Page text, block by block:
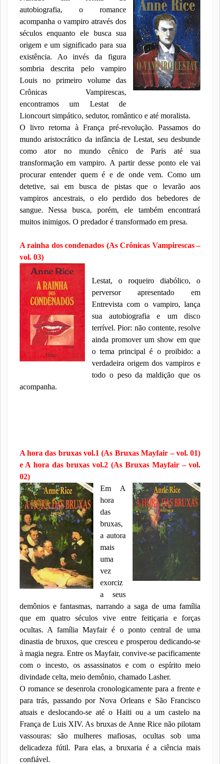
autobiografia, o romance
acompanha o vampiro através dos
séculos enquanto ele busca sua
origem e um significado para sua
existência. Ao invés da figura
sombria descrita pelo vampiro
Louis no primeiro volume das
Crônicas Vampirescas,
encontramos um Lestat de
Lioncourt simpático, sedutor, romântico e até moralista.
O livro retorna à França pré-revolução. Passamos do
mundo aristocrático da infância de Lestat, seu desbunde
como ator no mundo cênico de Paris até sua
transformação em vampiro. A partir desse ponto ele vai
procurar entender quem é e de onde vem. Como um
detetive, sai em busca de pistas que o levarão aos
vampiros ancestrais, o elo perdido dos bebedores de
sangue. Nessa busca, porém, ele também encontrará
muitos inimigos. O predador é transformado em presa.
A rainha dos condenados (As Crônicas Vampirescas –
vol. 03)
Lestat, o roqueiro diabólico, o
perversor apresentado em
Entrevista com o vampiro, lança
sua autobiografia e um disco
terrível. Pior: não contente, resolve
ainda promover um show em que
o tema principal é o proibido: a
verdadeira origem dos vampiros e
todo o peso da maldição que os
acompanha.
A hora das bruxas vol.1 (As Bruxas Mayfair – vol. 01)
e A hora das bruxas vol.2 (As Bruxas Mayfair – vol.
02)
Em A
hora
das
bruxas,
a autora
mais
uma
vez
exorciz
a seus
demônios e fantasmas, narrando a saga de uma família
que em quatro séculos vive entre feitiçaria e forças
ocultas. A família Mayfair é o ponto central de uma
dinastia de bruxos, que cresceu e prosperou dedicando-se
à magia negra. Entre os Mayfair, convive-se pacificamente
com o incesto, os assassinatos e com o espírito meio
divindade celta, meio demônio, chamado Lasher.
O romance se desenrola cronologicamente para a frente e
para trás, passando por Nova Orleans e São Francisco
atuais e deslocando-se até o Haiti ou a um castelo na
França de Luis XIV. As bruxas de Anne Rice não pilotam
vassouras: são mulheres mafiosas, ocultas sob uma
delicadeza fútil. Para elas, a bruxaria é a ciência mais
confiável.